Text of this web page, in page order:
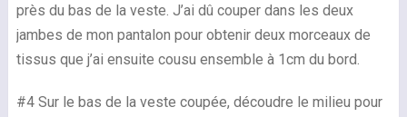
près du bas de la veste. J’ai dû couper dans les deux
jambes de mon pantalon pour obtenir deux morceaux de
tissus que j’ai ensuite cousu ensemble à 1cm du bord.
#4 Sur le bas de la veste coupée, découdre le milieu pour